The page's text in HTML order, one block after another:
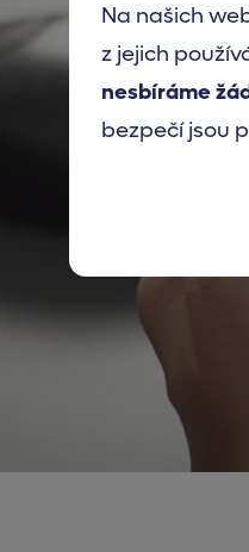
Na našich
z jejich
nesbíráme
bezpečí jsou